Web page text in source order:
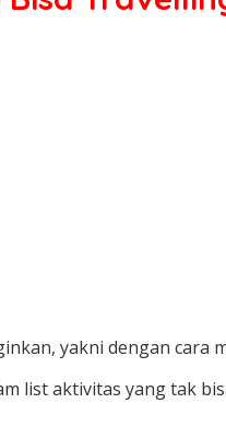
yakni dengan cara
list aktivitas yang tak